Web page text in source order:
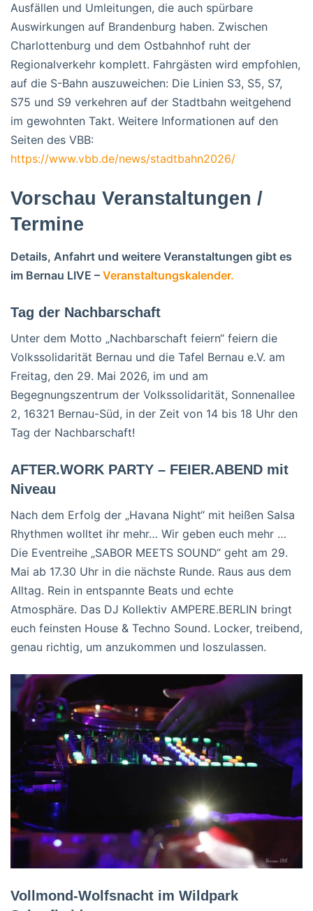
Ausfällen und Umleitungen, die auch spürbare
Auswirkungen auf Brandenburg haben. Zwischen
Charlottenburg und dem Ostbahnhof ruht der
Regionalverkehr komplett. Fahrgästen wird empfohlen,
auf die S-Bahn auszuweichen: Die Linien S3, S5, S7,
S75 und S9 verkehren auf der Stadtbahn weitgehend
im gewohnten Takt. Weitere Informationen auf den
Seiten des VBB:
https://www.vbb.de/news/stadtbahn2026/
Vorschau Veranstaltungen /
Termine
Details, Anfahrt und weitere Veranstaltungen gibt es
im Bernau LIVE – Veranstaltungskalender.
Tag der Nachbarschaft
Unter dem Motto „Nachbarschaft feiern“ feiern die
Volkssolidarität Bernau und die Tafel Bernau e.V. am
Freitag, den 29. Mai 2026, im und am
Begegnungszentrum der Volkssolidarität, Sonnenallee
2, 16321 Bernau-Süd, in der Zeit von 14 bis 18 Uhr den
Tag der Nachbarschaft!
AFTER.WORK PARTY – FEIER.ABEND mit
Niveau
Nach dem Erfolg der „Havana Night“ mit heißen Salsa
Rhythmen wolltet ihr mehr… Wir geben euch mehr …
Die Eventreihe „SABOR MEETS SOUND“ geht am 29.
Mai ab 17.30 Uhr in die nächste Runde. Raus aus dem
Alltag. Rein in entspannte Beats und echte
Atmosphäre. Das DJ Kollektiv AMPERE.BERLIN bringt
euch feinsten House & Techno Sound. Locker, treibend,
genau richtig, um anzukommen und loszulassen.
Vollmond-Wolfsnacht im Wildpark